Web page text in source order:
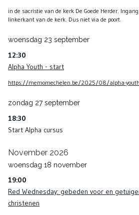
in de sacristie van de kerk De Goede Herder.
linkerkant van de kerk. Dus niet via de poort.
woensdag 23 september
12:30
Alpha Youth - start
https://memomechelen.be/2025/08/alpha-
zondag 27 september
18:30
Start Alpha cursus
November 2026
woensdag 18 november
19:00
Red Wednesday: gebeden voor en
christenen